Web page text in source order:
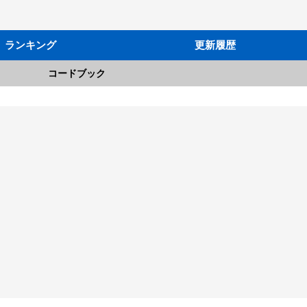
ランキング 更新履歴
コードブック